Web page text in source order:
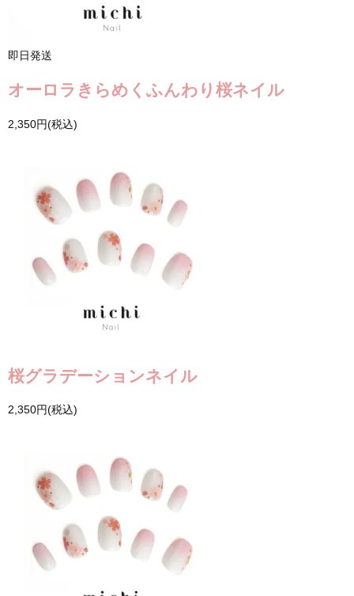
即日発送
オーロラきらめくふんわり桜ネイル
2,350円(税込)
桜グラデーションネイル
2,350円(税込)